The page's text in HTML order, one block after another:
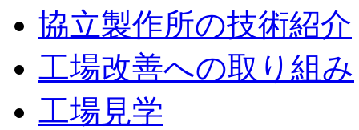
協立製作所の技術紹介
工場改善への取り組み
工場見学